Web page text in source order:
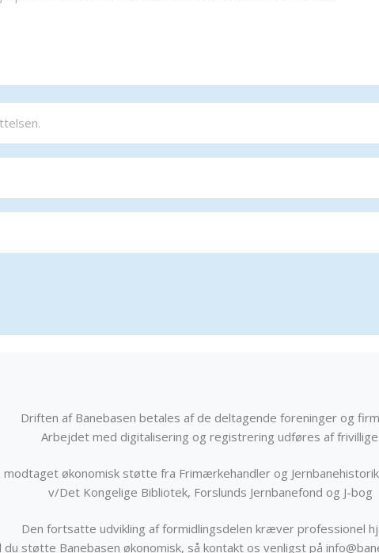
Driften af Banebasen betales af de deltagende foreninger og
Arbejdet med digitalisering og registrering udføres af frivillige.
modtaget økonomisk støtte fra Frimærkehandler og
v/Det Kongelige Bibliotek, Forslunds Jernbanefond og J-bog
Den fortsatte udvikling af formidlingsdelen kræver professionel
du støtte Banebasen økonomisk, så kontakt os venligst på